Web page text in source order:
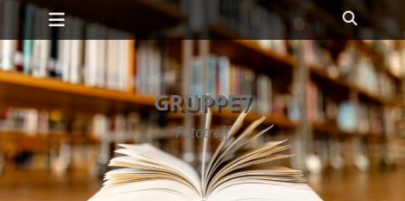
Zum
Inhalt
springen
Primäres Menü
GRUPPE7
Fototreff